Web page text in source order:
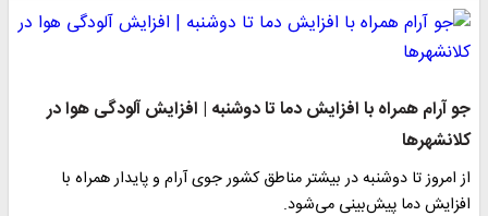
جو آرام همراه با افزایش دما تا دوشنبه | افزایش آلودگی هوا در
کلانشهرها
از امروز تا دوشنبه در بیشتر مناطق کشور جوی آرام و پایدار همراه با
افزایش دما پیش‌بینی می‌شود.